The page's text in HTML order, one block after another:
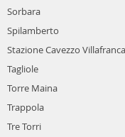
Sorbara
Spilamberto
Stazione Cavezzo Villafranca
Tagliole
Torre Maina
Trappola
Tre Torri